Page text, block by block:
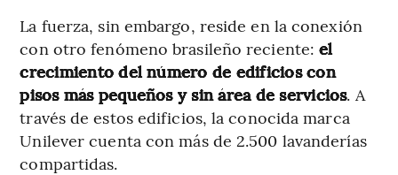
La fuerza, sin embargo, reside en la conexión
con otro fenómeno brasileño reciente:el
crecimiento del número de edificios con
pisos más pequeños y sin área de servicios. A
través de estos edificios, la conocida marca
Unilever cuenta con más de 2.500 lavanderías
compartidas.